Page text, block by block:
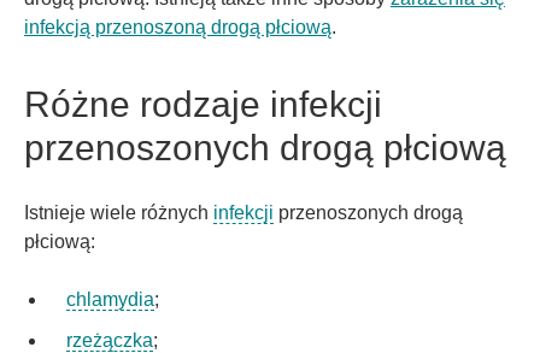
infekcją przenoszoną drogą płciową.
Różne rodzaje infekcji
przenoszonych drogą płciową
Istnieje wiele różnych infekcji przenoszonych drogą
płciową:
chlamydia;
rzeżączka;